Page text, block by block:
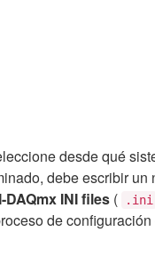
desde qué
debe escribir
DAQmx INI files ( .ini
de